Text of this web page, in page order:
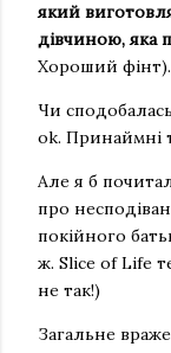
який
дівчиною, яка
Хороший фінт).
Чи
ok. Принаймні
Але я б
про
покійного
ж. Slice of Life
не так!)
Загальне